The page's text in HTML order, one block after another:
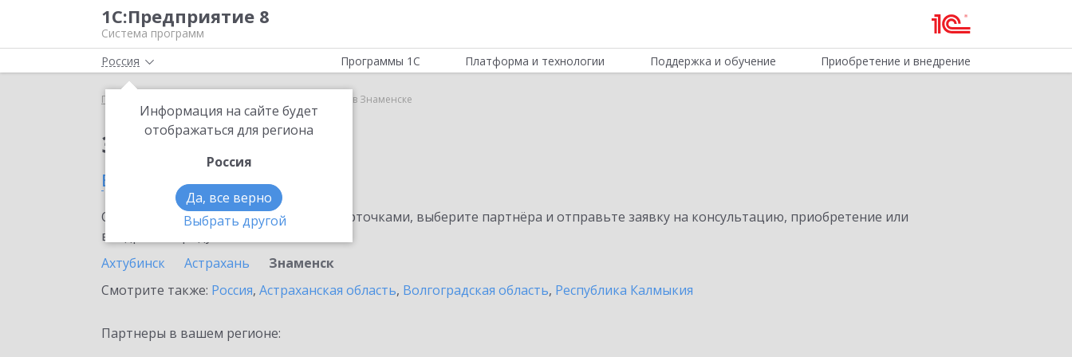
1С:Предприятие 8
Система программ
Россия
Информация на сайте будет
отображаться для региона
Россия
Да, все верно
Выбрать другой
Программы 1С Платформа и технологии Поддержка и обучение Приобретение и внедрение
Главная ИТС Техно в Знаменске
Заказать ИТС Техно
в Знаменске
Ознакомьтесь с информационными карточками, выберите партнёра и отправьте заявку на консультацию, приобретение или
внедрение продукта.
Ахтубинск
Астрахань
Знаменск
Смотрите также: Россия, Астраханская область, Волгоградская область, Республика Калмыкия
Партнеры в вашем регионе: